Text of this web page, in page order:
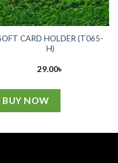
CARD HOLDER (T065-
H)
29.00৳
BUY NOW